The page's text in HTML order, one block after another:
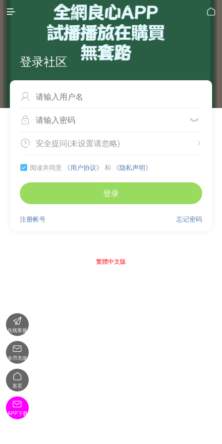
 
登录社区

 
 
安全提问(未设置请忽略)
 阅读并同意 《用户协议》 和 《隐私声明》
登录
忘记密码
注册帐号
繁體中文版

在线客服

金币充值

首页

APP下载